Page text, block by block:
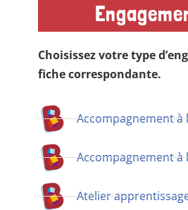
Choisissez votre type
fiche correspondante.
Accompagnement à
Accompagnement à
Atelier